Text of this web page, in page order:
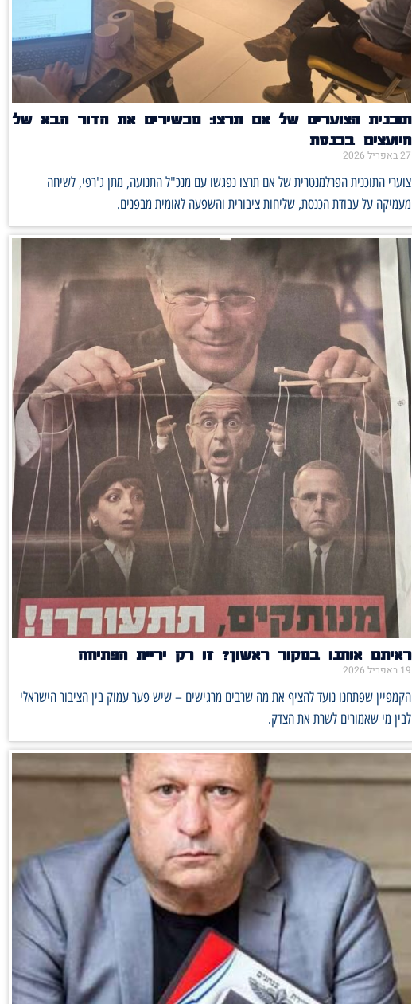
תוכנית הצוערים של אם תרצו: מכשירים את הדור הבא של
היועצים בכנסת
27 באפריל 2026
צוערי התוכנית הפרלמנטרית של אם תרצו נפגשו עם מנכ"ל התנועה, מתן ג'רפי, לשיחה
מעמיקה על עבודת הכנסת, שליחות ציבורית והשפעה לאומית מבפנים.
ראיתם אותנו במקור ראשון? זו רק יריית הפתיחה
19 באפריל 2026
הקמפיין שפתחנו נועד להציף את מה שרבים מרגישים – שיש פער עמוק בין הציבור הישראלי
לבין מי שאמורים לשרת את הצדק.